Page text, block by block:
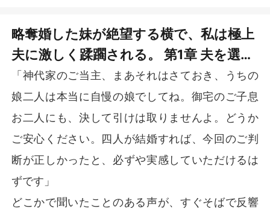
の澄音の栄光を再現しようと、先回りして神代蓮也に嫁
ぐ。だがそれは、前世と同じ支配の罠に自ら足を踏み入
れ、澄音の身代わりとなって苦難を受ける道だとは知る
他方、佐倉澄音と神代真彦の契約結婚は、本来は互いの
彼は「私の妻に、他人が口出しすることは許さない」と
彼女を庇護する。
姉妹の嫁ぎ先が入れ替わったこの死に戻りの運命のなか
で、前世の宿命の網を打ち破り、悲劇を逆転させる新た
略奪婚した妹が絶望する横で、私は極上
夫に激しく蹂躙される。 第1章 夫を選
ぶ、その日へ
「神代家のご当主、まあそれはさておき、うちの
娘二人は本当に自慢の娘でしてね。御宅のご子息
お二人にも、決して引けは取りませんよ。どうか
ご安心ください。四人が結婚すれば、今回のご判
断が正しかったと、必ずや実感していただけるは
ずです」
どこかで聞いたことのある声が、すぐそばで反響